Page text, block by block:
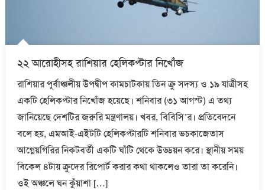
২২ আরোহীসহ রাশিয়ার হেলিকপ্টার নিখোঁজ
রাশিয়ার পূর্বাঞ্চলীয় উপদ্বীপ কামচাটকায় তিন ক্রু সদস্য ও ১৯ যাত্রীসহ
একটি হেলিকপ্টার নিখোঁজ হয়েছে। শনিবার (৩১ আগস্ট) এ তথ্য
জানিয়েছে দেশটির জরুরি মন্ত্রণালয়। খবর, বিবিসি’র। প্রতিবেদনে
বলে হয়, এমআই-এইটটি হেলিকপ্টারটি শনিবার ভচকাজেতাস
আগ্নেয়গিরির নিকটবর্তী একটি ঘাঁটি থেকে উড্ডয়ন করে। স্থানীয় সময়
বিকেল ৪টায় ক্রুদের রিপোর্ট করার কথা থাকলেও তারা তা করেনি।
ওই অঞ্চলে ঘন কুঁয়াশা […]